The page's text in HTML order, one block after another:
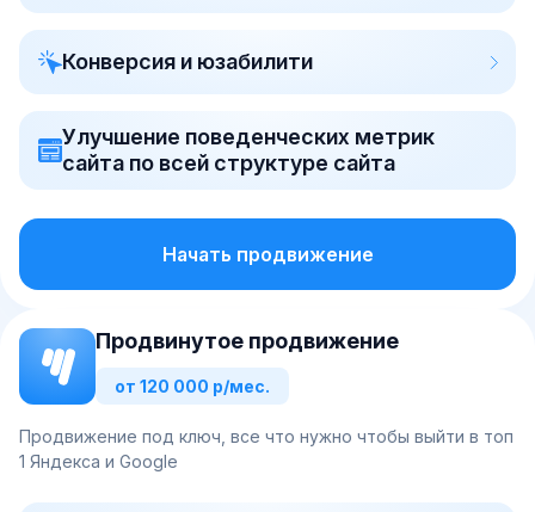
Конверсия и юзабилити
Улучшение поведенческих метрик
сайта по всей структуре сайта
Начать продвижение
Продвинутое продвижение
от 120 000 р/мес.
Продвижение под ключ, все что нужно чтобы выйти в топ
1 Яндекса и Google